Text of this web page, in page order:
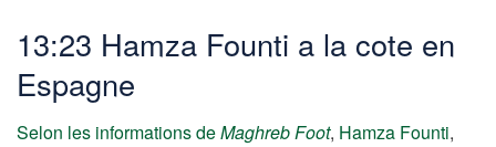
13:23 Hamza Founti a la cote en
Espagne
Selon les informations deMaghreb Foot, Hamza Founti,